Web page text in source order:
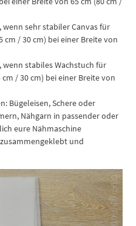
sehr stabiler Canvas für
cm / 30 cm) bei einer Breite von
stabiles Wachstuch für
/ 30 cm) bei einer Breite von
Bügeleisen, Schere oder
Nähgarn in passender oder
eure Nähmaschine
und